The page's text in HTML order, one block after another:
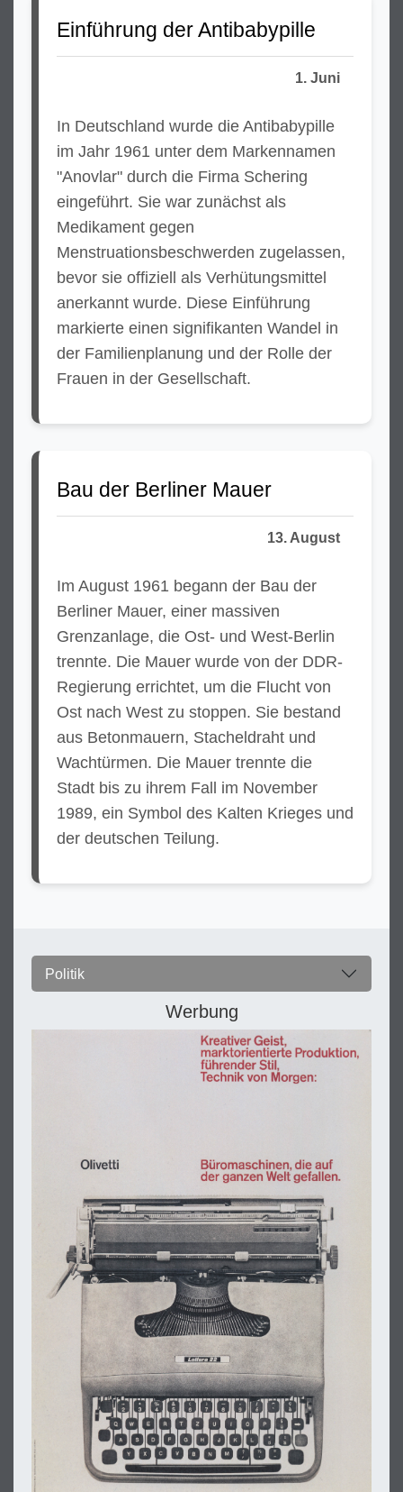
1. Juni
Einführung der Antibabypille
In Deutschland wurde die Antibabypille
im Jahr 1961 unter dem Markennamen
"Anovlar" durch die Firma Schering
eingeführt. Sie war zunächst als
Medikament gegen
Menstruationsbeschwerden zugelassen,
bevor sie offiziell als Verhütungsmittel
anerkannt wurde. Diese Einführung
markierte einen signifikanten Wandel in
der Familienplanung und der Rolle der
Frauen in der Gesellschaft.
13. August
Bau der Berliner Mauer
Im August 1961 begann der Bau der
Berliner Mauer, einer massiven
Grenzanlage, die Ost- und West-Berlin
trennte. Die Mauer wurde von der DDR-
Regierung errichtet, um die Flucht von
Ost nach West zu stoppen. Sie bestand
aus Betonmauern, Stacheldraht und
Wachtürmen. Die Mauer trennte die
Stadt bis zu ihrem Fall im November
1989, ein Symbol des Kalten Krieges und
der deutschen Teilung.
Politik
Werbung